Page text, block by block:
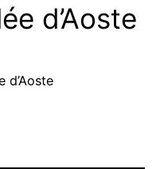
d’Aoste
d’Aoste